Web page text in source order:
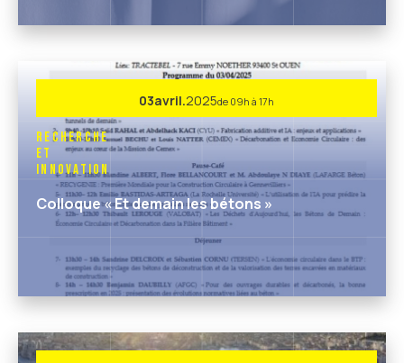
03avril.2025de 09h à 17h
Recherche
et
Innovation
Colloque « Et demain les bétons »